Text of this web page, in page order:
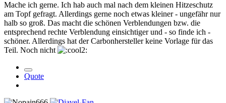
Mache ich gerne. Ich hab auch mal nach dem kleinen Hitzeschutz
am Topf gefragt. Allerdings gerne noch etwas kleiner - ungefähr nur
halb so groß. Das macht die schönen Verblendungen bzw. die
entsprechend rechte Verblendung einsichtiger und - so finde ich -
schöner. Allerdings hat der Carbonhersteller keine Vorlage für das
Teil. Noch nicht
Quote